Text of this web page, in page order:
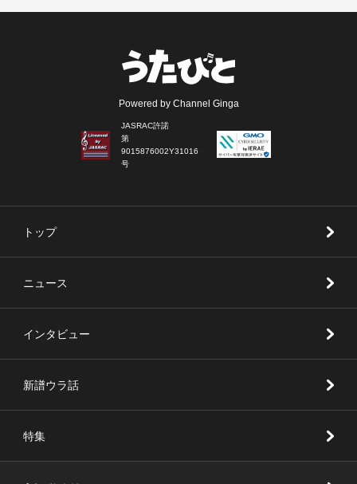
Powered by Channel Ginga
JASRAC許諾
第
9015876002Y31016
号
トップ
ニュース
インタビュー
新譜ウラ話
特集